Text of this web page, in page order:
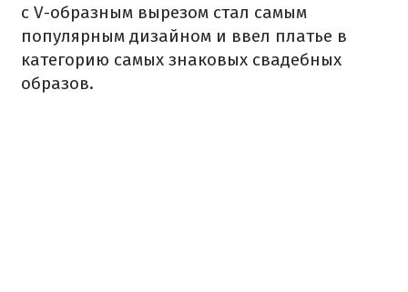
с V-образным вырезом стал самым
популярным дизайном и ввел платье в
категорию самых знаковых свадебных
образов.